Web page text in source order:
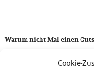
Cookie-
Warum nicht Mal einen
Ein Gutschein von uns ist